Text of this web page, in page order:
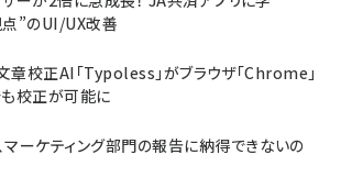
”のUI/UX改善
章校正AI「Typoless」がブラウザ「Chrome」
も校正が可能に
マーケティング部門の報告に納得できないの